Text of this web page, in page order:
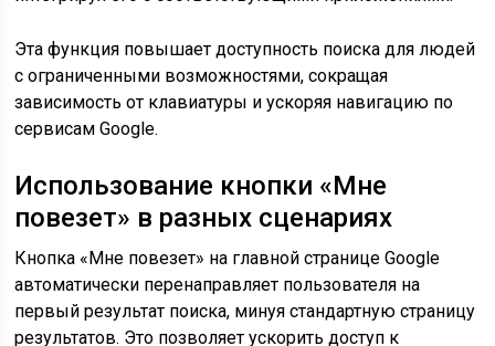
Эта функция повышает доступность поиска для людей
с ограниченными возможностями, сокращая
зависимость от клавиатуры и ускоряя навигацию по
сервисам Google.
Использование кнопки «Мне
повезет» в разных сценариях
Кнопка «Мне повезет» на главной странице Google
автоматически перенаправляет пользователя на
первый результат поиска, минуя стандартную страницу
результатов. Это позволяет ускорить доступ к